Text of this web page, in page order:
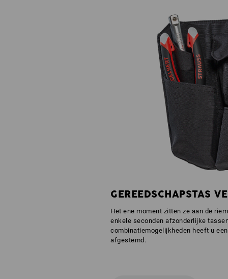
GEREEDSCHAPSTAS
Het ene moment zitten ze aan de
enkele seconden afzonderlijke
combinatiemogelijkheden heeft u
afgestemd.